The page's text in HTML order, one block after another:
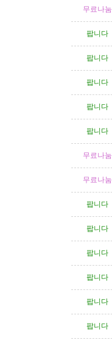
무료나눔
팝니다
팝니다
팝니다
팝니다
팝니다
무료나눔
무료나눔
팝니다
팝니다
팝니다
팝니다
팝니다
팝니다